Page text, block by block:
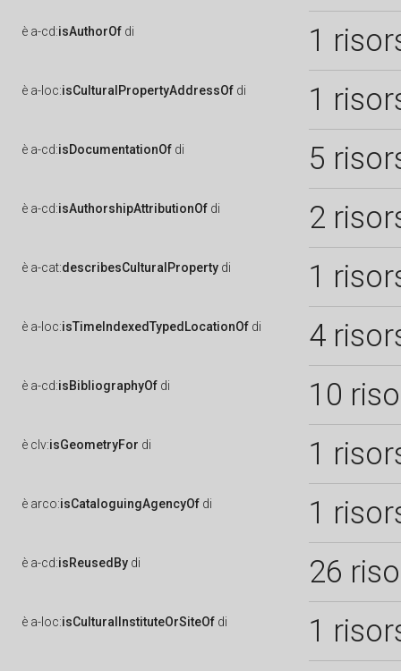
è a-cd:isAuthorOf di 1
è a-loc:isCulturalPropertyAddressOf di 1
è a-cd:isDocumentationOf di 5
è a-cd:isAuthorshipAttributionOf di 2
è a-cat:describesCulturalProperty di 1
è a-loc:isTimeIndexedTypedLocationOf di 4
è a-cd:isBibliographyOf di 10
è clv:isGeometryFor di 1
è arco:isCataloguingAgencyOf di 1
è a-cd:isReusedBy di 26
è a-loc:isCulturalInstituteOrSiteOf di 1